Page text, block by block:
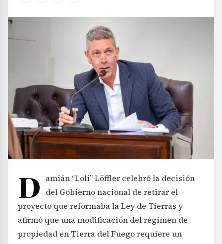
D amián “Loli” Löffler celebró la decisión
del Gobierno nacional de retirar el
proyecto que reformaba la Ley de Tierras y
afirmó que una modificación del régimen de
propiedad en Tierra del Fuego requiere un